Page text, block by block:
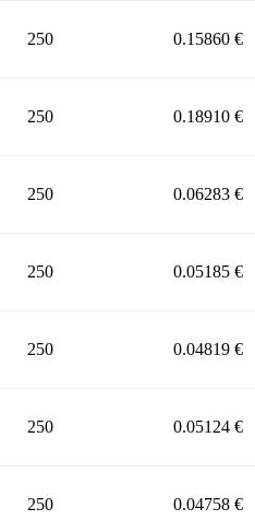
250 0.15860 €
250 0.18910 €
250 0.06283 €
250 0.05185 €
250 0.04819 €
250 0.05124 €
250 0.04758 €